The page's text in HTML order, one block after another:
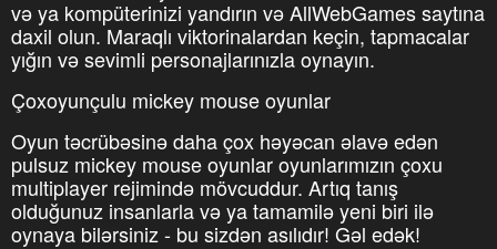
və ya kompüterinizi yandırın və AllWebGames saytına
daxil olun. Maraqlı viktorinalardan keçin, tapmacalar
yığın və sevimli personajlarınızla oynayın.
Çoxoyunçulu mickey mouse oyunlar
Oyun təcrübəsinə daha çox həyəcan əlavə edən
pulsuz mickey mouse oyunlar oyunlarımızın çoxu
multiplayer rejimində mövcuddur. Artıq tanış
olduğunuz insanlarla və ya tamamilə yeni biri ilə
oynaya bilərsiniz - bu sizdən asılıdır! Gəl edək!